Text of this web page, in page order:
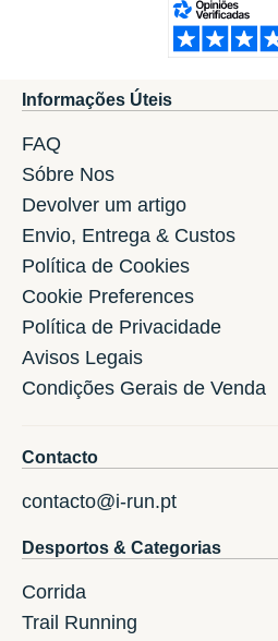
Informações Úteis
FAQ
Sóbre Nos
Devolver um artigo
Envio, Entrega & Custos
Política de Cookies
Cookie Preferences
Política de Privacidade
Avisos Legais
Condições Gerais de Venda
Contacto
contacto@i-run.pt
Desportos & Categorias
Corrida
Trail Running